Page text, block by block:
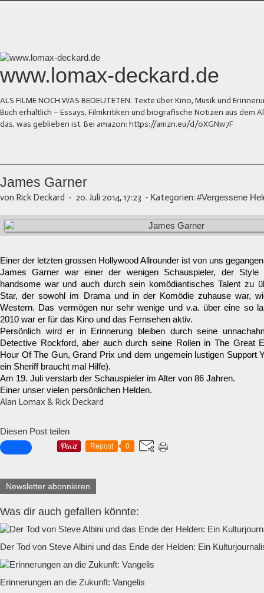
www.lomax-deckard.de
ALS FILME NOCH WAS BEDEUTETEN. Texte über Kino, Musik und
Buch erhältlich – Essays, Filmkritiken und biografische Notizen aus dem
das, was geblieben ist. Bei amazon: https://amzn.eu/d/0XGNw7F
James Garner
von Rick Deckard - 20. Juli 2014, 17:23 - Kategorien: #Vergessene
Einer der letzten grossen Hollywood Allrounder ist von uns
James Garner war einer der wenigen Schauspieler, der Style
handsome war und auch durch sein komödiantisches Talent zu
Star, der sowohl im Drama und in der Komödie zuhause war,
Western. Das vermögen nur sehr wenige und v.a. über eine so
2010 war er für das Kino und das Fernsehen aktiv.
Persönlich wird er in Erinnerung bleiben durch seine
Detective Rockford, aber auch durch seine Rollen in The Great
Hour Of The Gun, Grand Prix und dem ungemein lustigen Support
ein Sheriff braucht mal Hilfe).
Am 19. Juli verstarb der Schauspieler im Alter von 86 Jahren.
Einer unser vielen persönlichen Helden.
Alan Lomax & Rick Deckard
Diesen Post teilen
Repost 0
Newsletter abonnieren
Was dir auch gefallen könnte:
Der Tod von Steve Albini und das Ende der Helden: Ein
Erinnerungen an die Zukunft: Vangelis